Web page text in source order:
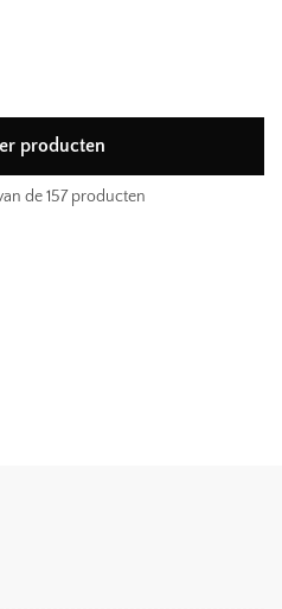
producten
de 157 producten